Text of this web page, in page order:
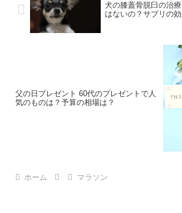
犬の膝蓋骨脱臼の治
はないの？サプリの効
父の日プレゼント 60代のプレゼントで人
気のものは？予算の相場は？
ホーム マラソン